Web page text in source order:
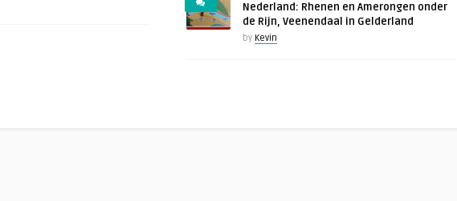
Nederland: Rhenen en Amerongen onder
de Rijn, Veenendaal in Gelderland
by Kevin